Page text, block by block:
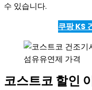
수 있습니다.
쿠팡 KS
코스트코 할인